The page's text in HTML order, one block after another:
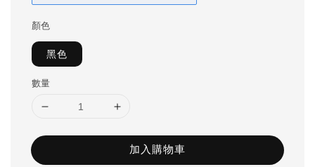
顏色
黑色
數量
加入購物車